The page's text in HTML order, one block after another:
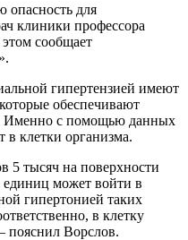
опасность для
клиники профессора
сообщает
гипертензией имеют
обеспечивают
Именно с помощью данных
в клетки организма.
5 тысяч на поверхности
единиц может войти в
гипертонией таких
в клетку
пояснил Ворслов.